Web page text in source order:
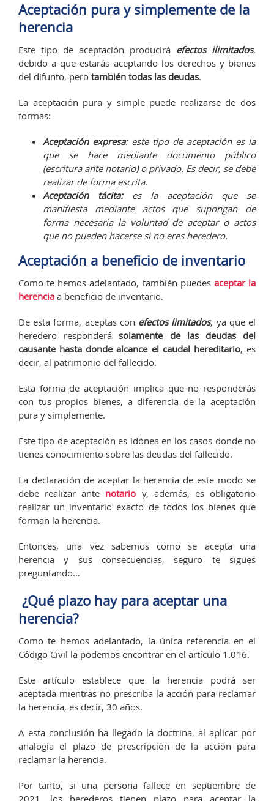
Aceptación pura y simplemente de la
herencia
Este tipo de aceptación producirá efectos ilimitados,
debido a que estarás aceptando los derechos y bienes
del difunto, pero también todas las deudas.
La aceptación pura y simple puede realizarse de dos
formas:
Aceptación expresa: este tipo de aceptación es la
que se hace mediante documento público
(escritura ante notario) o privado. Es decir, se debe
realizar de forma escrita.
Aceptación tácita:es la aceptación que se
manifiesta mediante actos que supongan de
forma necesaria la voluntad de aceptar o actos
que no pueden hacerse si no eres heredero.
Aceptación a beneficio de inventario
Como te hemos adelantado, también puedes aceptar la
herencia a beneficio de inventario.
De esta forma, aceptas con efectos limitados, ya que el
heredero responderásolamente de las deudas del
causante hasta donde alcance el caudal hereditario, es
decir, al patrimonio del fallecido.
Esta forma de aceptación implica que no responderás
con tus propios bienes, a diferencia de la aceptación
pura y simplemente.
Este tipo de aceptación es idónea en los casos donde no
tienes conocimiento sobre las deudas del fallecido.
La declaración de aceptar la herencia de este modo se
debe realizar ante notario y, además, es obligatorio
realizar un inventario exacto de todos los bienes que
forman la herencia.
Entonces, una vez sabemos como se acepta una
herencia y sus consecuencias, seguro te sigues
preguntando…
¿Qué plazo hay para aceptar una
herencia?
Como te hemos adelantado, la única referencia en el
Código Civil la podemos encontrar en el artículo 1.016.
Este artículo establece que la herencia podrá ser
aceptada mientras no prescriba la acción para reclamar
la herencia, es decir, 30 años.
A esta conclusión ha llegado la doctrina, al aplicar por
analogía el plazo de prescripción de la acción para
reclamar la herencia.
Por tanto, si una persona fallece en septiembre de